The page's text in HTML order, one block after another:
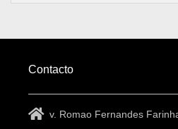
Contacto
v. Romao Fernandes